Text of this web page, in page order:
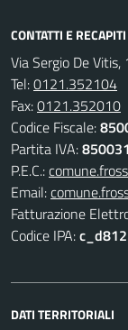
CONTATTI E RECAPITI
Via Sergio De
Tel:0121.352104
Fax:0121.352010
Codice Fiscale:
Partita IVA:
P.E.C.:
Email:
Fatturazione
Codice IPA:c_d812
DATI TERRITORIALI